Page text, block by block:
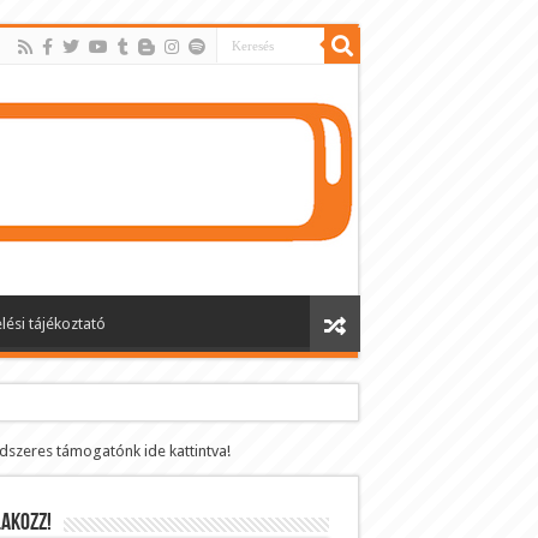
tájékoztató
támogatónk ide kattintva!